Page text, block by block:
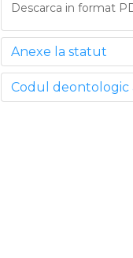
Descarca in format
Anexe la statut
Codul deontologic